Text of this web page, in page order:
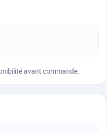
avant commande.